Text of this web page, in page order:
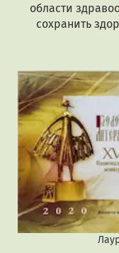
области
сохранить